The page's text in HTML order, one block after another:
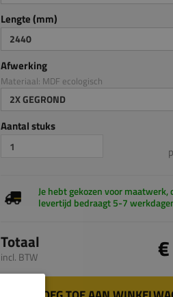
Lengte (mm)
2440
Afwerking
Materiaal: MDF ecologisch
2X GEGROND
Aantal stuks
Je hebt gekozen voor maatwerk,
levertijd bedraagt 5-7
Totaal
incl. BTW